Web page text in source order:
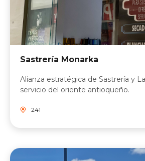
Sastrería Monarka
Alianza estratégica de Sastrería y
servicio del oriente antioqueño.
241